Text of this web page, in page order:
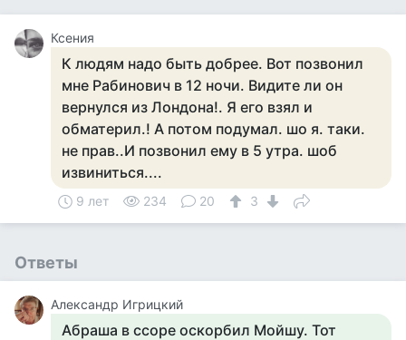
Ксения
К людям надо быть добрее. Вот позвонил
мне Рабинович в 12 ночи. Видите ли он
вернулся из Лондона!. Я его взял и
обматерил.! А потом подумал. шо я. таки.
не прав..И позвонил ему в 5 утра. шоб
извиниться....
9 лет 234 20 3
Ответы
Александр Игрицкий
Абраша в ссоре оскорбил Мойшу. Тот